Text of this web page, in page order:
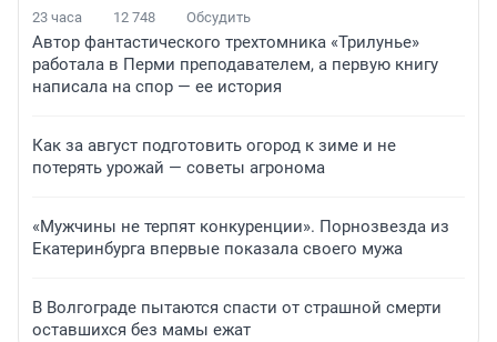
23 часа 12 748 Обсудить
Автор фантастического трехтомника «Трилунье»
работала в Перми преподавателем, а первую книгу
написала на спор — ее история
Как за август подготовить огород к зиме и не
потерять урожай — советы агронома
«Мужчины не терпят конкуренции». Порнозвезда из
Екатеринбурга впервые показала своего мужа
В Волгограде пытаются спасти от страшной смерти
оставшихся без мамы ежат